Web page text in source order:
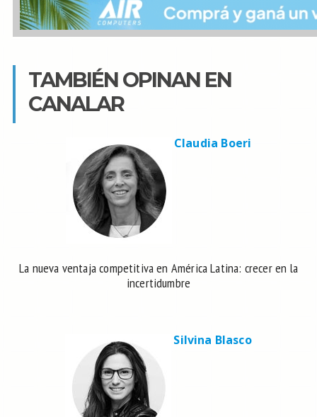
TAMBIÉN OPINAN EN
CANALAR
Claudia Boeri
La nueva ventaja competitiva en América Latina: crecer en la
incertidumbre
Silvina Blasco